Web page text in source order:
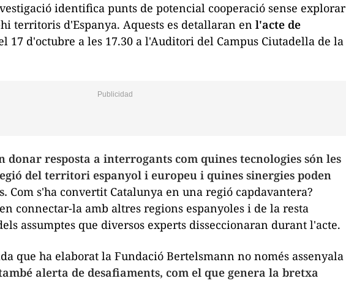
identifica punts de potencial cooperació sense explorar
territoris d'Espanya. Aquests es detallaran en l'acte de
17 d'octubre a les 17.30 a l'Auditori del Campus Ciutadella de la
donar resposta a interrogants com quines tecnologies són les
del territori espanyol i europeu i quines sinergies poden
Com s'ha convertit Catalunya en una regió capdavantera?
connectar-la amb altres regions espanyoles i de la resta
assumptes que diversos experts disseccionaran durant l'acte.
que ha elaborat la Fundació Bertelsmann no només assenyala
alerta de desafiaments, com el que genera la bretxa